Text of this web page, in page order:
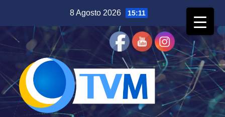
contenuto
8 Agosto 2026 15:11